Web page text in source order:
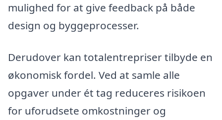
mulighed for at give feedback på både
design og byggeprocesser.
Derudover kan totalentrepriser tilbyde en
økonomisk fordel. Ved at samle alle
opgaver under ét tag reduceres risikoen
for uforudsete omkostninger og